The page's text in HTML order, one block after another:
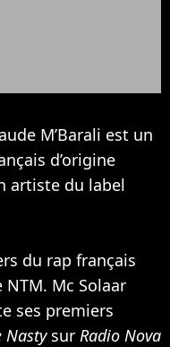
M’Barali est un
d’origine
artiste du label
du rap français
NTM. Mc Solaar
ses premiers
Nastysur Radio Nova